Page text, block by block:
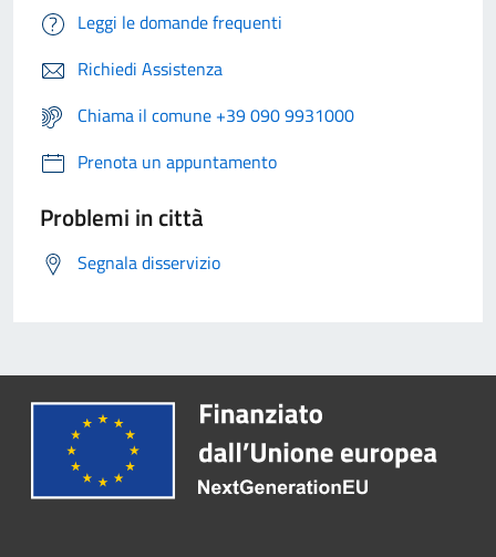
Leggi le domande frequenti
Richiedi Assistenza
Chiama il comune +39 090 9931000
Prenota un appuntamento
Problemi in città
Segnala disservizio